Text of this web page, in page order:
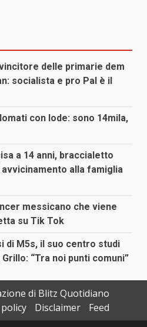
delle primarie dem
socialista e pro Pal è il
con lode: sono 14mila,
a 14 anni, braccialetto
alla famiglia
messicano che viene
su Tik Tok
di M5s, il suo centro studi
“Tra noi punti comuni”
di Blitz Quotidiano
Disclaimer
Feed